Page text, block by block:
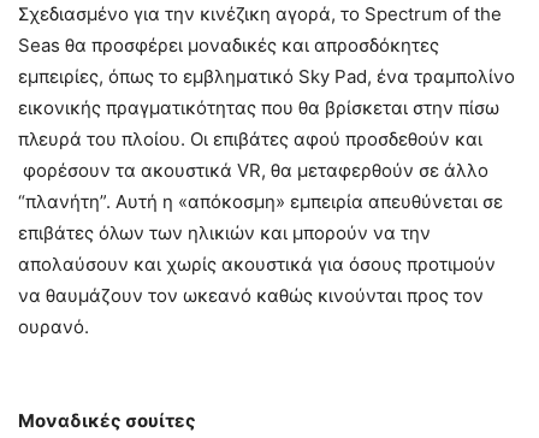
Σχεδιασμένο για την κινέζικη αγορά, το Spectrum of the
Seas θα προσφέρει μοναδικές και απροσδόκητες
εμπειρίες, όπως το εμβληματικό Sky Pad, ένα τραμπολίνο
εικονικής πραγματικότητας που θα βρίσκεται στην πίσω
πλευρά του πλοίου. Οι επιβάτες αφού προσδεθούν και
φορέσουν τα ακουστικά VR, θα μεταφερθούν σε άλλο
“πλανήτη”. Αυτή η «απόκοσμη» εμπειρία απευθύνεται σε
επιβάτες όλων των ηλικιών και μπορούν να την
απολαύσουν και χωρίς ακουστικά για όσους προτιμούν
να θαυμάζουν τον ωκεανό καθώς κινούνται προς τον
ουρανό.
Μοναδικές σουίτες